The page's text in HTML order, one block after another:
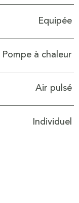
Equipée
Pompe à chaleur
Air pulsé
Individuel